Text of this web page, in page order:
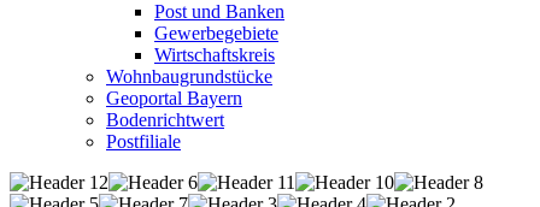
Post und Banken
Gewerbegebiete
Wirtschaftskreis
Wohnbaugrundstücke
Geoportal Bayern
Bodenrichtwert
Postfiliale